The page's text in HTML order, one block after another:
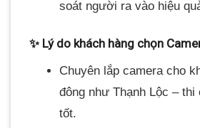
soát người ra vào hiệu
✨ Lý do khách hàng chọn
Chuyên lắp camera cho
đông như Thạnh Lộc – thi
tốt.